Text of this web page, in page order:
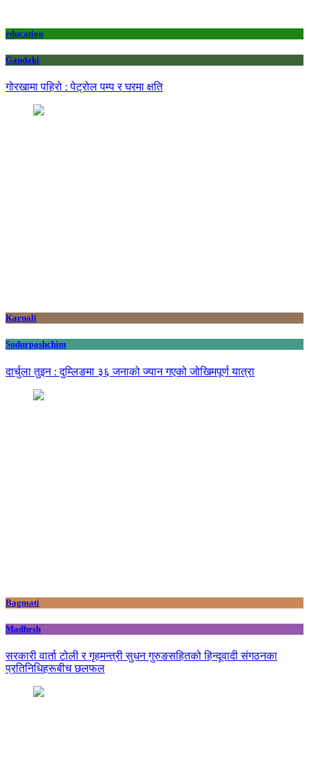
education
Gandaki
गोरखामा पहिरो : पेट्रोल पम्प र घरमा क्षति
Karnali
Sudurpashchim
दार्चुला तुइन : दुम्लिङमा ३६ जनाको ज्यान गएको जोखिमपूर्ण यात्रा
Bagmati
Madhesh
सरकारी वार्ता टोली र गृहमन्त्री सुधन गुरुङसहितको हिन्दूवादी संगठनका
प्रतिनिधिहरूबीच छलफल